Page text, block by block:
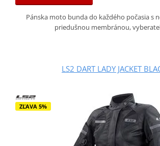
Pánska moto bunda do každého počasia s
priedušnou membránou,
LS2 DART LADY JACKET
ZĽAVA 5%